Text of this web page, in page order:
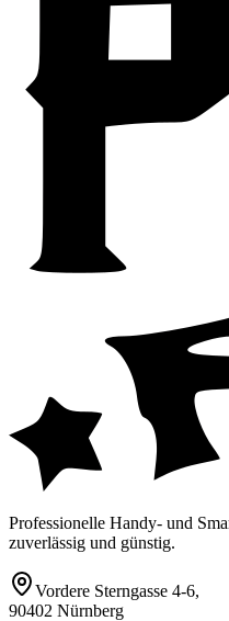
Professionelle Handy- und
zuverlässig und günstig.
Vordere Sterngasse 4-6,
90402 Nürnberg